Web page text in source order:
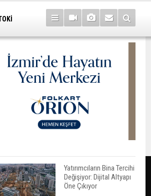
Yatırımcıların Bina Tercihi
Değişiyor: Dijital Altyapı
Öne Çıkıyor